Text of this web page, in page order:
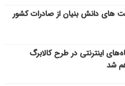
های دانش بنیان از صادرات کشور
اینترنتی در طرح کالابرگ
شد